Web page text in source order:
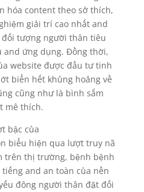
hóa content theo sở thích,
giải trí cao nhất and
đối tượng người thân tiêu
ứng dụng. Đồng thời,
website được đầu tư tinh
biển hết khủng hoảng về
cũng như là bình sắm
mê thích.
bậc của
biểu hiện qua lượt truy nã
trên thị trường, bệnh bệnh
and an toàn của nền
đông người thân đặt đối